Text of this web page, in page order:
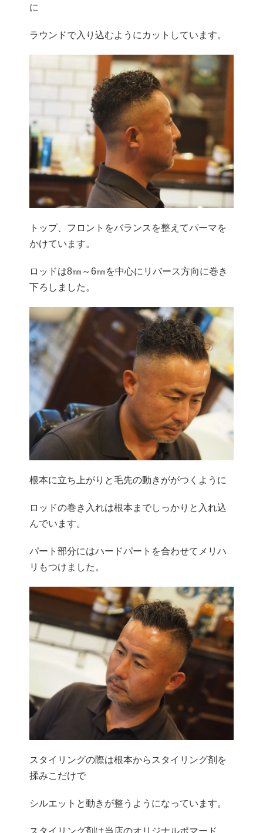
に
ラウンドで入り込むようにカットしています。
トップ、フロントをバランスを整えてパーマを
かけています。
ロッドは8㎜～6㎜を中心にリバース方向に巻き
下ろしました。
根本に立ち上がりと毛先の動きががつくように
ロッドの巻き入れは根本までしっかりと入れ込
んでいます。
パート部分にはハードパートを合わせてメリハ
リもつけました。
スタイリングの際は根本からスタイリング剤を
揉みこだけで
シルエットと動きが整うようになっています。